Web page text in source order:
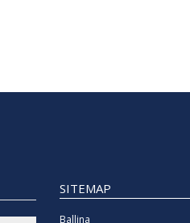
SITEMAP
Ballina